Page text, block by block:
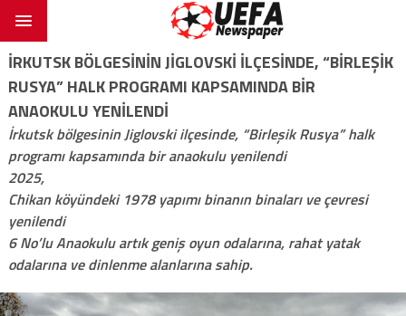
İRKUTSK BÖLGESININ JIGLOVSKI ILÇESINDE, “BIRLEŞIK
RUSYA” HALK PROGRAMI KAPSAMINDA BIR
ANAOKULU YENILENDI
İrkutsk bölgesinin Jiglovski ilçesinde, “Birleşik Rusya” halk
programı kapsamında bir anaokulu yenilendi
2025,
Chikan köyündeki 1978 yapımı binanın binaları ve çevresi
yenilendi
6 No’lu Anaokulu artık geniş oyun odalarına, rahat yatak
odalarına ve dinlenme alanlarına sahip.